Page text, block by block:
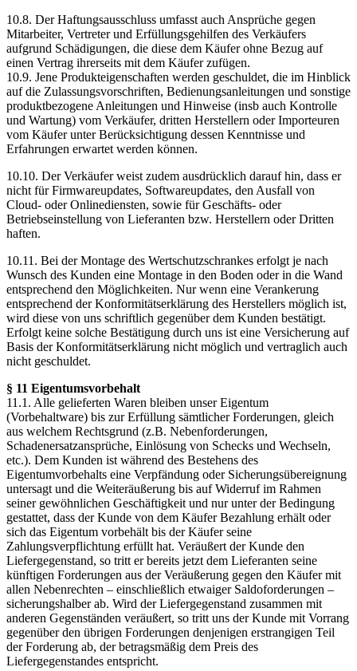
10.8. Der Haftungsausschluss umfasst auch Ansprüche gegen
Mitarbeiter, Vertreter und Erfüllungsgehilfen des Verkäufers
aufgrund Schädigungen, die diese dem Käufer ohne Bezug auf
einen Vertrag ihrerseits mit dem Käufer zufügen.
10.9. Jene Produkteigenschaften werden geschuldet, die im Hinblick
auf die Zulassungsvorschriften, Bedienungsanleitungen und sonstige
produktbezogene Anleitungen und Hinweise (insb auch Kontrolle
und Wartung) vom Verkäufer, dritten Herstellern oder Importeuren
vom Käufer unter Berücksichtigung dessen Kenntnisse und
Erfahrungen erwartet werden können.
10.10. Der Verkäufer weist zudem ausdrücklich darauf hin, dass er
nicht für Firmwareupdates, Softwareupdates, den Ausfall von
Cloud- oder Onlinediensten, sowie für Geschäfts- oder
Betriebseinstellung von Lieferanten bzw. Herstellern oder Dritten
haften.
10.11. Bei der Montage des Wertschutzschrankes erfolgt je nach
Wunsch des Kunden eine Montage in den Boden oder in die Wand
entsprechend den Möglichkeiten. Nur wenn eine Verankerung
entsprechend der Konformitätserklärung des Herstellers möglich ist,
wird diese von uns schriftlich gegenüber dem Kunden bestätigt.
Erfolgt keine solche Bestätigung durch uns ist eine Versicherung auf
Basis der Konformitätserklärung nicht möglich und vertraglich auch
nicht geschuldet.
§ 11 Eigentumsvorbehalt
11.1. Alle gelieferten Waren bleiben unser Eigentum
(Vorbehaltware) bis zur Erfüllung sämtlicher Forderungen, gleich
aus welchem Rechtsgrund (z.B. Nebenforderungen,
Schadenersatzansprüche, Einlösung von Schecks und Wechseln,
etc.). Dem Kunden ist während des Bestehens des
Eigentumvorbehalts eine Verpfändung oder Sicherungsübereignung
untersagt und die Weiteräußerung bis auf Widerruf im Rahmen
seiner gewöhnlichen Geschäftigkeit und nur unter der Bedingung
gestattet, dass der Kunde von dem Käufer Bezahlung erhält oder
sich das Eigentum vorbehält bis der Käufer seine
Zahlungsverpflichtung erfüllt hat. Veräußert der Kunde den
Liefergegenstand, so tritt er bereits jetzt dem Lieferanten seine
künftigen Forderungen aus der Veräußerung gegen den Käufer mit
allen Nebenrechten – einschließlich etwaiger Saldoforderungen –
sicherungshalber ab. Wird der Liefergegenstand zusammen mit
anderen Gegenständen veräußert, so tritt uns der Kunde mit Vorrang
gegenüber den übrigen Forderungen denjenigen erstrangigen Teil
der Forderung ab, der betragsmäßig dem Preis des
Liefergegenstandes entspricht.